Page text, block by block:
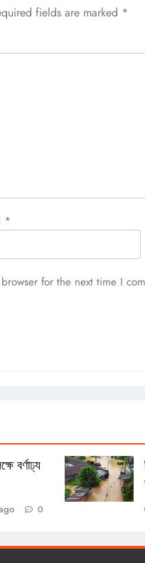
fields are marked *
*
for the next time I
বর্ণাঢ্য
0